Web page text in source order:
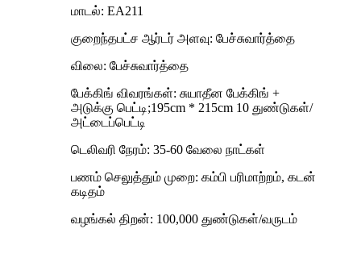
மாடல்: EA211
குறைந்தபட்ச ஆர்டர் அளவு: பேச்சுவார்த்தை
விலை: பேச்சுவார்த்தை
பேக்கிங் விவரங்கள்: சுயாதீன பேக்கிங் +
அடுக்கு பெட்டி;195cm * 215cm 10 துண்டுகள்/
அட்டைப்பெட்டி
டெலிவரி நேரம்: 35-60 வேலை நாட்கள்
பணம் செலுத்தும் முறை: கம்பி பரிமாற்றம், கடன்
கடிதம்
வழங்கல் திறன்: 100,000 துண்டுகள்/வருடம்